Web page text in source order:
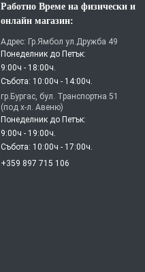
Работно Време на физически и
онлайн магазин:
Адрес: Гр.Ямбол ул.Дружба 49
Понеделник до Петък:
9:00ч - 18:00ч.
Събота: 10:00ч - 14:00ч.
гр.Бургас, бул. Транспортна 51
(под х-л. Авеню)
Понеделник до Петък:
9:00ч - 19:00ч.
Събота: 10:00ч - 17:00ч.
+359 897 715 106